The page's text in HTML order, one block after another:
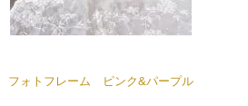
フォトフレーム ピンク&パープル